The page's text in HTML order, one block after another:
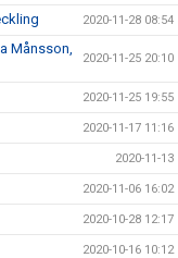
2020-11-28 08:54
Månsson,
2020-11-25 20:10
2020-11-25 19:55
2020-11-17 11:16
2020-11-13
2020-11-06 16:02
2020-10-28 12:17
2020-10-16 10:12